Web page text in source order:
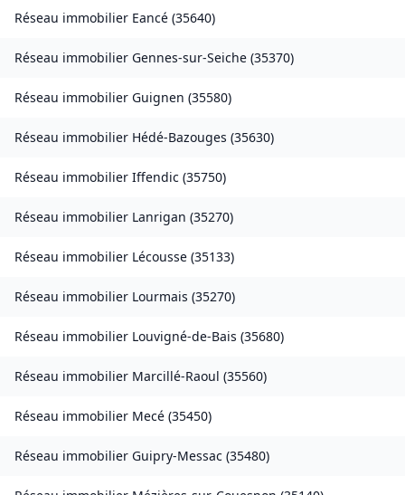
Réseau immobilier Eancé (35640)
Réseau immobilier Gennes-sur-Seiche (35370)
Réseau immobilier Guignen (35580)
Réseau immobilier Hédé-Bazouges (35630)
Réseau immobilier Iffendic (35750)
Réseau immobilier Lanrigan (35270)
Réseau immobilier Lécousse (35133)
Réseau immobilier Lourmais (35270)
Réseau immobilier Louvigné-de-Bais (35680)
Réseau immobilier Marcillé-Raoul (35560)
Réseau immobilier Mecé (35450)
Réseau immobilier Guipry-Messac (35480)